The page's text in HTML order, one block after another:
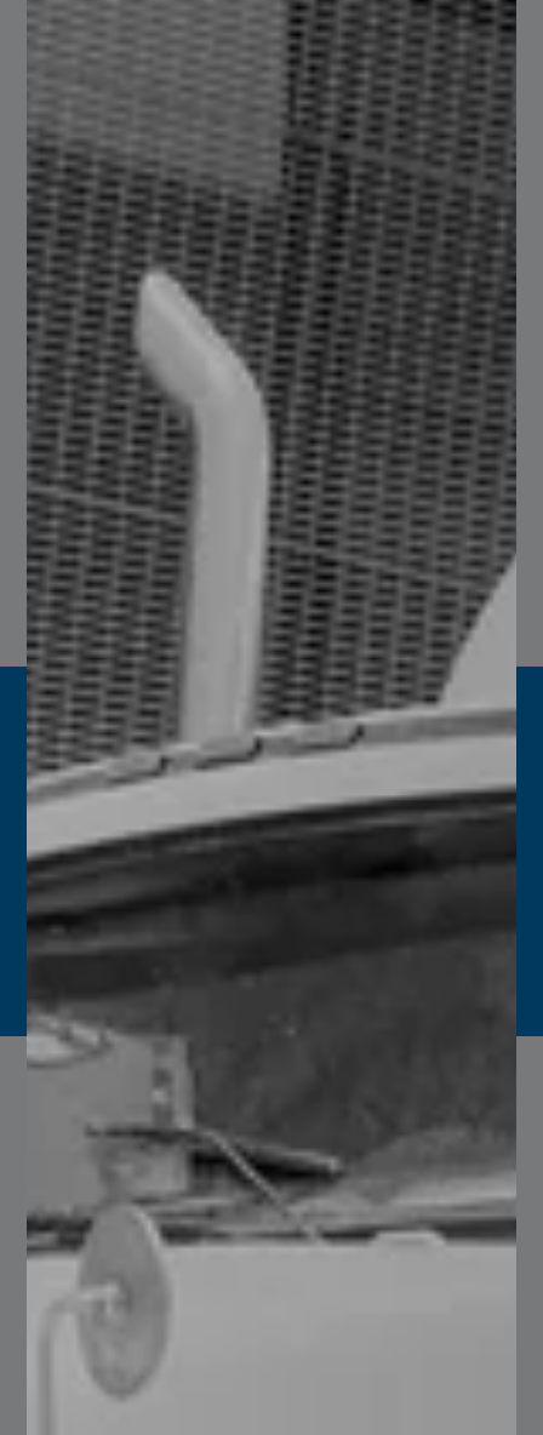
Transporte y maquinaria
Descubre la calidad inigualable en nuestros productos.
Somos su proveedor
de Acero
En Serviacero ofrecemos una amplia gama de productos de
acero, que incluyen barras, láminas, tubos y estructuras,
diseñados para aplicaciones industriales, de construcción y
manufactura.
Leer más